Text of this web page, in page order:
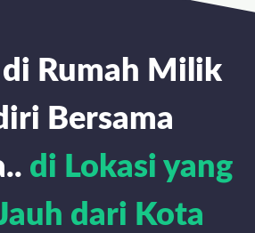
Rumah Milik
Bersama
di Lokasi yang
dari Kota